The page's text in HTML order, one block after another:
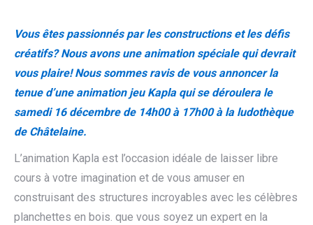
Vous êtes passionnés par les constructions et les défis
créatifs? Nous avons une animation spéciale qui devrait
vous plaire! Nous sommes ravis de vous annoncer la
tenue d’une animation jeu Kapla qui se déroulera le
samedi 16 décembre de 14h00 à 17h00 à la ludothèque
de Châtelaine.
L’animation Kapla est l’occasion idéale de laisser libre
cours à votre imagination et de vous amuser en
construisant des structures incroyables avec les célèbres
planchettes en bois. que vous soyez un expert en la